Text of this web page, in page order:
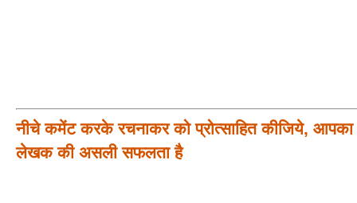
नीचे कमेंट करके रचनाकर को प्रोत्साहित कीजिये, आपका
लेखक की असली सफलता है